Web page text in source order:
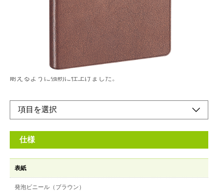
+ 税
生産終了品
ナカバヤシ独自の手帳技術を活かし、一年間のハードな使用にも
耐えるように強靭に仕上げました。
仕様
表紙
発泡ビニール（ブラウン）